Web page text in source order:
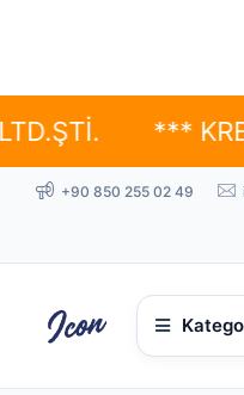
*** KREDİ
+90 850 255 02 49